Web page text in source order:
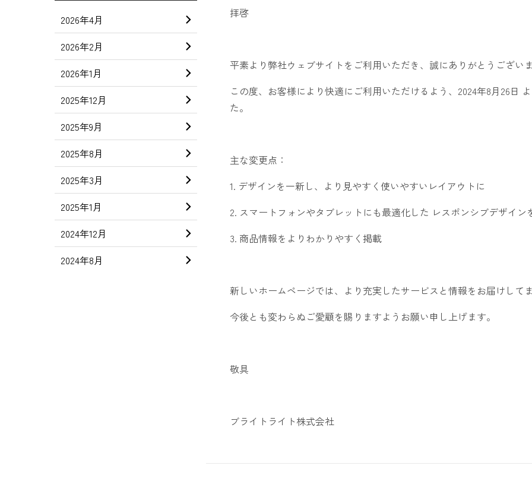
拝啓
平素より弊社ウェブサイトをご利用いただき、誠にありがとうございま
この度、お客様により快適にご利用いただけるよう、2024年8月26日
た。
主な変更点：
1. デザインを一新し、より見やすく使いやすいレイアウトに
2. スマートフォンやタブレットにも最適化した レスポンシブデザイン
3. 商品情報をよりわかりやすく掲載
新しいホームページでは、より充実したサービスと情報をお届けして
今後とも変わらぬご愛顧を賜りますようお願い申し上げます。
敬具
ブライトライト株式会社
2026年4月
2026年2月
2026年1月
2025年12月
2025年9月
2025年8月
2025年3月
2025年1月
2024年12月
2024年8月